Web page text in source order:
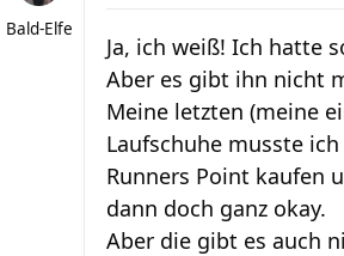
Bald-Elfe
Ja, ich weiß! Ich hatte
Aber es gibt ihn nicht
Meine letzten (meine
Laufschuhe musste
Runners Point kaufen
dann doch ganz okay.
Aber die gibt es auch